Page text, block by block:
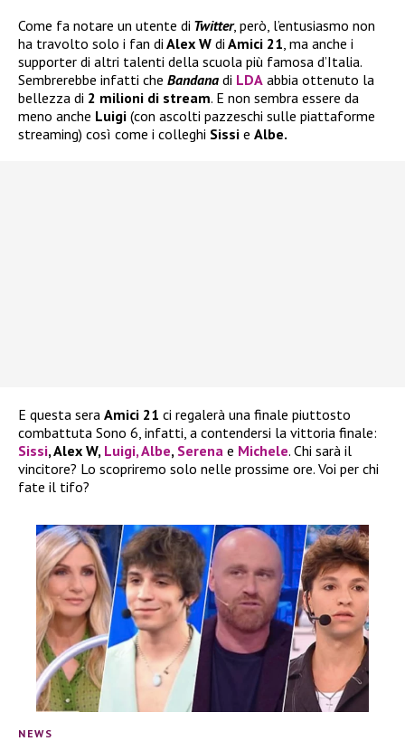
Come fa notare un utente di Twitter, però, l’entusiasmo non
ha travolto solo i fan di Alex W di Amici 21, ma anche i
supporter di altri talenti della scuola più famosa d’Italia.
Sembrerebbe infatti che Bandana di LDA abbia ottenuto la
bellezza di 2 milioni di stream. E non sembra essere da
meno anche Luigi (con ascolti pazzeschi sulle piattaforme
streaming) così come i colleghi Sissi e Albe.
E questa sera Amici 21 ci regalerà una finale piuttosto
combattuta Sono 6, infatti, a contendersi la vittoria finale:
Sissi, Alex W, Luigi,Albe, Serena e Michele. Chi sarà il
vincitore? Lo scopriremo solo nelle prossime ore. Voi per chi
fate il tifo?
NEWS